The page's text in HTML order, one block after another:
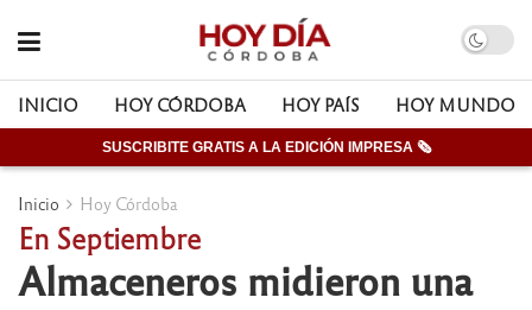
INICIO HOY CÓRDOBA HOY PAÍS HOY MUNDO
SUSCRIBITE GRATIS A LA EDICIÓN IMPRESA 🗞
Inicio Hoy Córdoba
En Septiembre
Almaceneros midieron una